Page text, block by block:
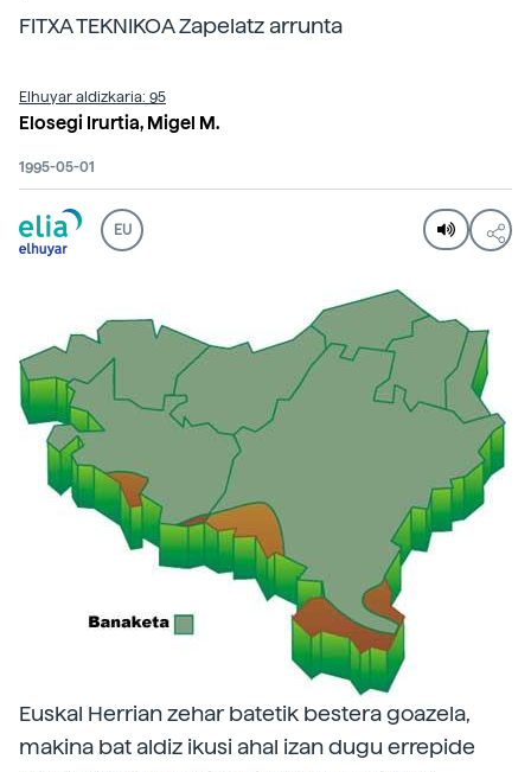
FITXA TEKNIKOA Zapelatz arrunta
Elhuyar aldizkaria: 95
Elosegi Irurtia, Migel M.
1995-05-01
EU
Euskal Herrian zehar batetik bestera goazela,
makina bat aldiz ikusi ahal izan dugu errepide